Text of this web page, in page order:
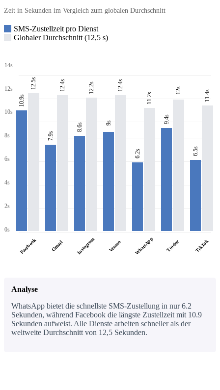
Zeit in Sekunden im Vergleich zum globalen Durchschnitt
SMS-Zustellzeit pro Dienst
Globaler Durchschnitt (12,5 s)
14s
12s
10s
8s
6s
4s
2s
0s
10.9s
12.5s
Facebook
7.9s
12.4s
Gmail
8.6s
12.2s
Instagram
9s
12.4s
Venmo
6.2s
11.2s
WhatsApp
9.4s
12s
Tinder
6.5s
11.4s
TikTok
Analyse
WhatsApp bietet die schnellste SMS-Zustellung in nur 6.2
Sekunden, während Facebook die längste Zustellzeit mit 10.9
Sekunden aufweist. Alle Dienste arbeiten schneller als der
weltweite Durchschnitt von 12,5 Sekunden.